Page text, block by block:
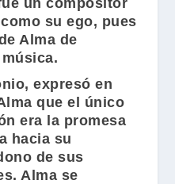
un compositor
su ego, pues
Alma de
expresó en
que el único
era la promesa
hacia su
de sus
Alma se